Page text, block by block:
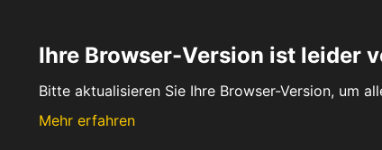
Ihre Browser-Version ist leider
Bitte aktualisieren Sie Ihre Browser-Version, um
Mehr erfahren